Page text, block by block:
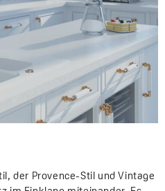
der Provence-Stil und Vintage